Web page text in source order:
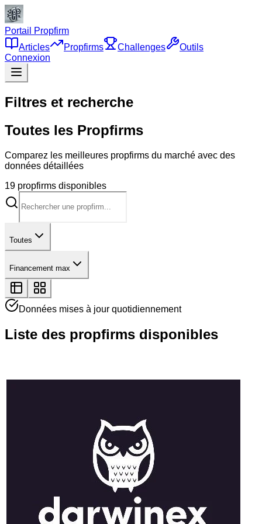
Portail Propfirm
Articles
Propfirms Challenges
Outils
Connexion
Filtres et recherche
Toutes les Propfirms
Comparez les meilleures propfirms du marché avec des
données détaillées
19 propfirms disponibles
Toutes
Financement max
Données mises à jour quotidiennement
Liste des propfirms disponibles